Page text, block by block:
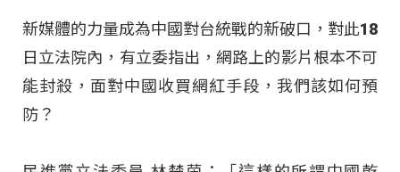
新媒體的力量成為中國對台統戰的新破口，對此18
日立法院內，有立委指出，網路上的影片根本不可
能封殺，面對中國收買網紅手段，我們該如何預
防？